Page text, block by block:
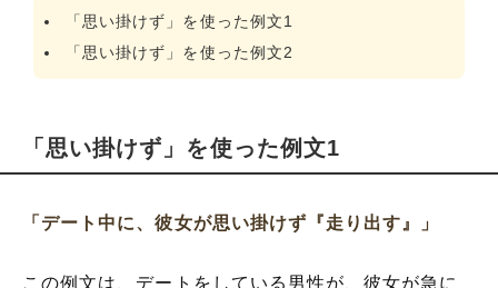
「思い掛けず」を使った例文1
「思い掛けず」を使った例文2
「思い掛けず」を使った例文1
「デート中に、彼女が思い掛けず『走り出す』」
この例文は、デートをしている男性が、彼女が急に